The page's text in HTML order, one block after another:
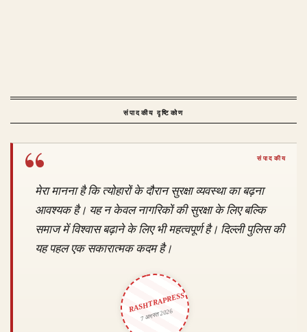
संपादकीय दृष्टिकोण
मेरा मानना है कि त्योहारों के दौरान सुरक्षा व्यवस्था का बढ़ना
आवश्यक है। यह न केवल नागरिकों की सुरक्षा के लिए बल्कि
समाज में विश्वास बढ़ाने के लिए भी महत्वपूर्ण है। दिल्ली पुलिस की
यह पहल एक सकारात्मक कदम है।
RASHTRAPRESS
7 अगस्त 2026